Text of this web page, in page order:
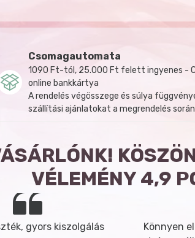
Csomagautomata
1090 Ft-tól, 25.000 Ft felett ingyenes -
online bankkártya
A rendelés végösszege és súlya
szállítási ajánlatokat a megrendelés
VÉLEMÉNY 4,9
gyors kiszolgálás
Könnyen